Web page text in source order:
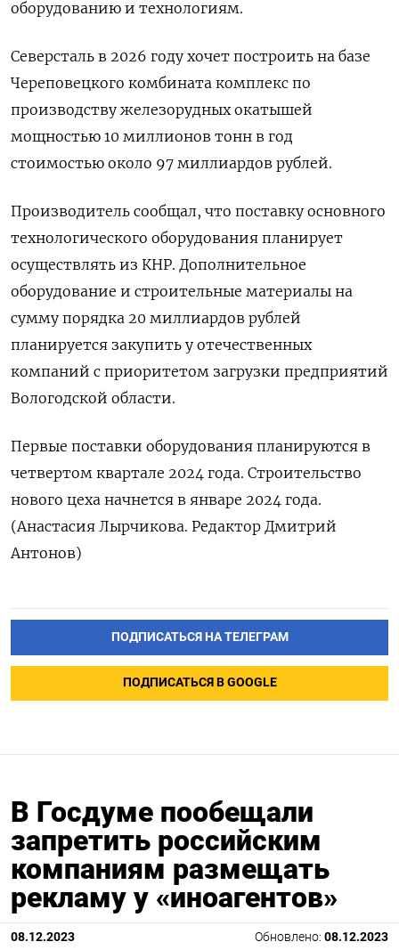
оборудованию и технологиям.
Северсталь в 2026 году хочет построить на базе
Череповецкого комбината комплекс по
производству железорудных окатышей
мощностью 10 миллионов тонн в год
стоимостью около 97 миллиардов рублей.
Производитель сообщал, что поставку основного
технологического оборудования планирует
осуществлять из КНР. Дополнительное
оборудование и строительные материалы на
сумму порядка 20 миллиардов рублей
планируется закупить у отечественных
компаний с приоритетом загрузки предприятий
Вологодской области.
Первые поставки оборудования планируются в
четвертом квартале 2024 года. Строительство
нового цеха начнется в январе 2024 года.
(Анастасия Лырчикова. Редактор Дмитрий
Антонов)
ПОДПИСАТЬСЯ НА ТЕЛЕГРАМ
ПОДПИСАТЬСЯ В GOOGLE
В Госдуме пообещали
запретить российским
компаниям размещать
рекламу у «иноагентов»
08.12.2023 Обновлено: 08.12.2023